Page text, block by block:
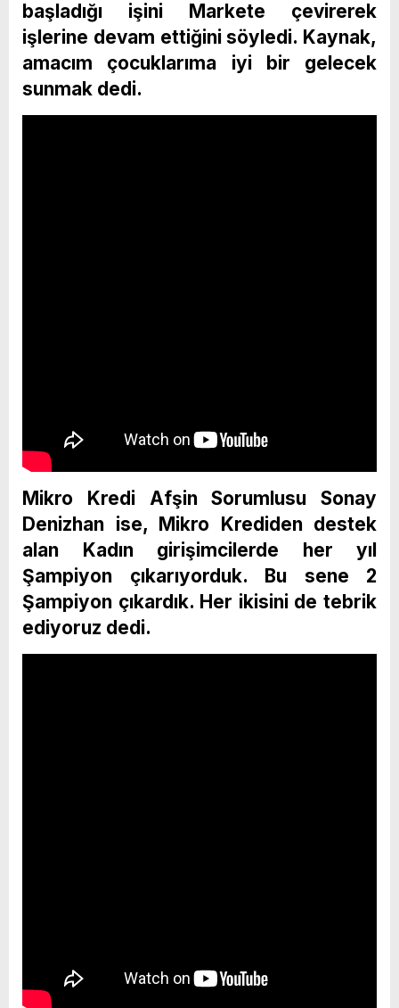
başladığı işini Markete çevirerek
işlerine devam ettiğini söyledi. Kaynak,
amacım çocuklarıma iyi bir gelecek
sunmak dedi.
Mikro Kredi Afşin Sorumlusu Sonay
Denizhan ise, Mikro Krediden destek
alan Kadın girişimcilerde her yıl
Şampiyon çıkarıyorduk. Bu sene 2
Şampiyon çıkardık. Her ikisini de tebrik
ediyoruz dedi.